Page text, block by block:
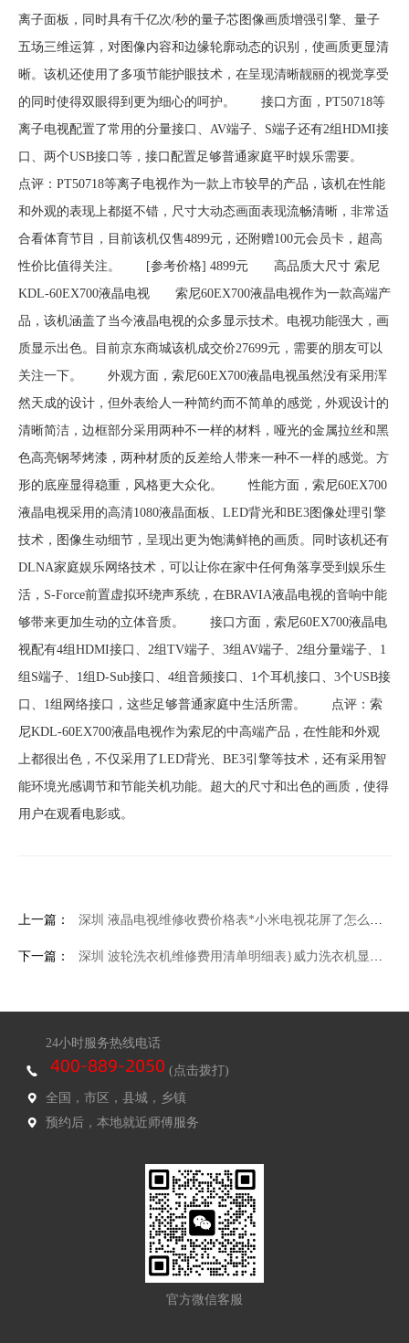
离子面板，同时具有千亿次/秒的量子芯图像画质增强引擎、量子
五场三维运算，对图像内容和边缘轮廓动态的识别，使画质更显清
晰。该机还使用了多项节能护眼技术，在呈现清晰靓丽的视觉享受
的同时使得双眼得到更为细心的呵护。 接口方面，PT50718等
离子电视配置了常用的分量接口、AV端子、S端子还有2组HDMI接
口、两个USB接口等，接口配置足够普通家庭平时娱乐需要。
点评：PT50718等离子电视作为一款上市较早的产品，该机在性能
和外观的表现上都挺不错，尺寸大动态画面表现流畅清晰，非常适
合看体育节目，目前该机仅售4899元，还附赠100元会员卡，超高
性价比值得关注。 [参考价格] 4899元 高品质大尺寸 索尼
KDL-60EX700液晶电视 索尼60EX700液晶电视作为一款高端产
品，该机涵盖了当今液晶电视的众多显示技术。电视功能强大，画
质显示出色。目前京东商城该机成交价27699元，需要的朋友可以
关注一下。 外观方面，索尼60EX700液晶电视虽然没有采用浑
然天成的设计，但外表给人一种简约而不简单的感觉，外观设计的
清晰简洁，边框部分采用两种不一样的材料，哑光的金属拉丝和黑
色高亮钢琴烤漆，两种材质的反差给人带来一种不一样的感觉。方
形的底座显得稳重，风格更大众化。 性能方面，索尼60EX700
液晶电视采用的高清1080液晶面板、LED背光和BE3图像处理引擎
技术，图像生动细节，呈现出更为饱满鲜艳的画质。同时该机还有
DLNA家庭娱乐网络技术，可以让你在家中任何角落享受到娱乐生
活，S-Force前置虚拟环绕声系统，在BRAVIA液晶电视的音响中能
够带来更加生动的立体音质。 接口方面，索尼60EX700液晶电
视配有4组HDMI接口、2组TV端子、3组AV端子、2组分量端子、1
组S端子、1组D-Sub接口、4组音频接口、1个耳机接口、3个USB接
口、1组网络接口，这些足够普通家庭中生活所需。 点评：索
尼KDL-60EX700液晶电视作为索尼的中高端产品，在性能和外观
上都很出色，不仅采用了LED背光、BE3引擎等技术，还有采用智
能环境光感调节和节能关机功能。超大的尺寸和出色的画质，使得
用户在观看电影或。
上一篇： 深圳 液晶电视维修收费价格表*小米电视花屏了怎么修复
下一篇： 深圳 波轮洗衣机维修费用清单明细表}威力洗衣机显示e6
24小时服务热线电话
(点击拨打)
全国，市区，县城，乡镇
预约后，本地就近师傅服务
官方微信客服